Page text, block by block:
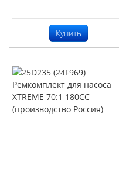
Купить